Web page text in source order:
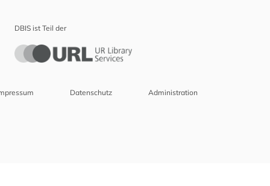
DBIS ist Teil der
Datenschutz Administration